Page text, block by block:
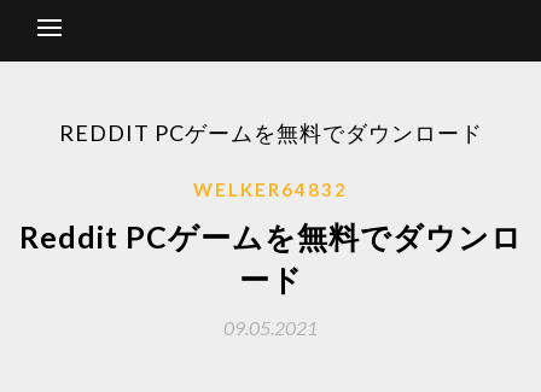
REDDIT PCゲームを無料でダウンロード
WELKER64832
Reddit PCゲームを無料でダウンロ
ード
09.05.2021